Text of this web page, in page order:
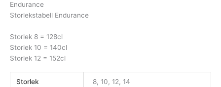
Endurance
Storlekstabell Endurance
Storlek 8 = 128cl
Storlek 10 = 140cl
Storlek 12 = 152cl
Storlek 8, 10, 12, 14